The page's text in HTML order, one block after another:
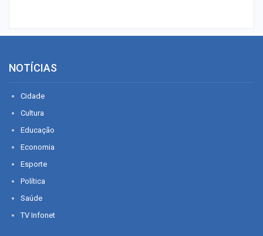
NOTÍCIAS
Cidade
Cultura
Educação
Economia
Esporte
Política
Saúde
TV Infonet